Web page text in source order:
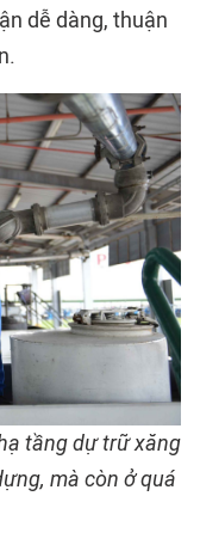
dễ dàng, thuận
tầng dự trữ xăng
mà còn ở quá